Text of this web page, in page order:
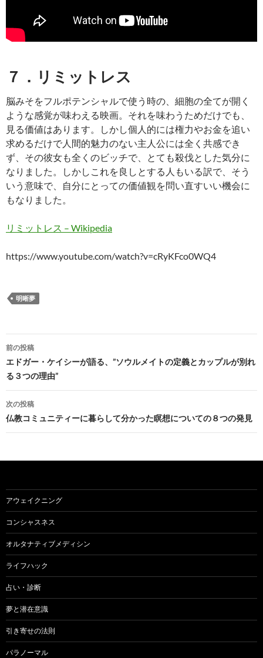
７．リミットレス
脳みそをフルポテンシャルで使う時の、細胞の全てが開く
ような感覚が味わえる映画。それを味わうためだけでも、
見る価値はあります。しかし個人的には権力やお金を追い
求めるだけで人間的魅力のない主人公には全く共感でき
ず、その彼女も全くのビッチで、とても殺伐とした気分に
なりました。しかしこれを良しとする人もいる訳で、そう
いう意味で、自分にとっての価値観を問い直すいい機会に
もなりました。
リミットレス – Wikipedia
https://www.youtube.com/watch?v=cRyKFco0WQ4
明晰夢
投
稿
ナ
ビ
ゲ
シ
ョ
ン
前の投稿
エドガー・ケイシーが語る、”ソウルメイトの定義とカップルが別れ
る３つの理由”
次の投稿
仏教コミュニティーに暮らして分かった瞑想についての８つの発見
アウェイクニング
コンシャスネス
オルタナティブメディシン
ライフハック
占い・診断
夢と潜在意識
引き寄せの法則
パラノーマル